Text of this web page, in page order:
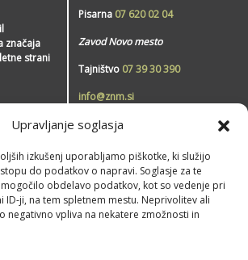
Upravljanje soglasja
izkušenj uporabljamo piškotke, ki služijo
do podatkov o napravi. Soglasje za te
obdelavo podatkov, kot so vedenje pri
ID-ji, na tem spletnem mestu. Neprivolitev ali
negativno vpliva na nekatere zmožnosti in
značaja
strani
Pisarna 07 620 02 04
Zavod Novo mesto
Tajništvo 07 39 30 390
info@znm.si
Zavod Novo mesto – šport